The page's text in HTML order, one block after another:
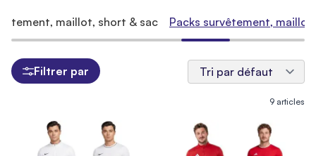
9 articles
maillot, short & sac Packs survêtement,
Filtrer par